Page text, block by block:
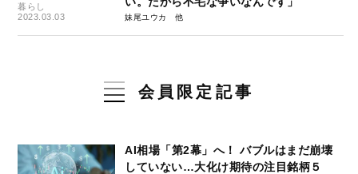
暮らし
2023.03.03
妹尾ユウカ
会員限定記事
AI相場「第2幕」へ！ バブルはまだ崩壊
していない…大化け期待の注目銘柄５